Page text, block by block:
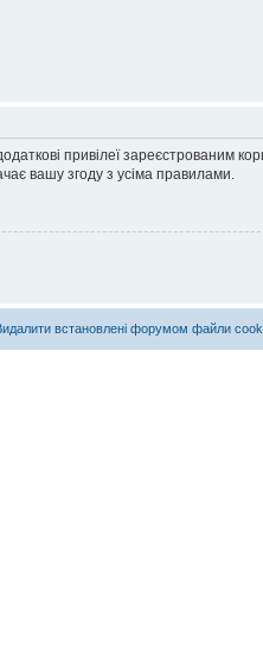
привілеї зареєстрованим
вашу згоду з усіма правилами.
встановлені форумом файли